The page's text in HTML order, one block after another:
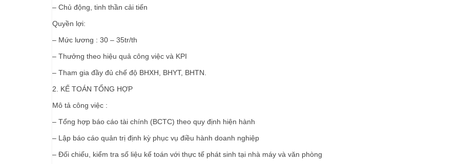
– Chủ động, tinh thần cải tiến
Quyền lợi:
– Mức lương : 30 – 35tr/th
– Thưởng theo hiệu quả công việc và KPI
– Tham gia đầy đủ chế độ BHXH, BHYT, BHTN.
2. KẾ TOÁN TỔNG HỢP
Mô tả công việc :
– Tổng hợp báo cáo tài chính (BCTC) theo quy định hiện hành
– Lập báo cáo quản trị định kỳ phục vụ điều hành doanh nghiệp
– Đối chiếu, kiểm tra số liệu kế toán với thực tế phát sinh tại nhà máy và văn phòng